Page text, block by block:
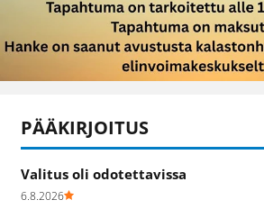
PÄÄKIRJOITUS
Valitus oli odotettavissa
6.8.2026